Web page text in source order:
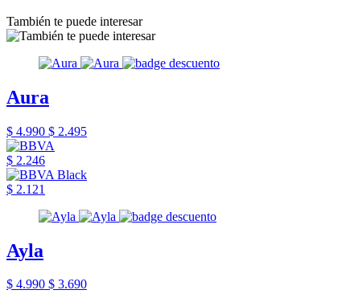
También te puede interesar
Aura
$ 4.990 $ 2.495
$ 2.246
$ 2.121
Ayla
$ 4.990 $ 3.690